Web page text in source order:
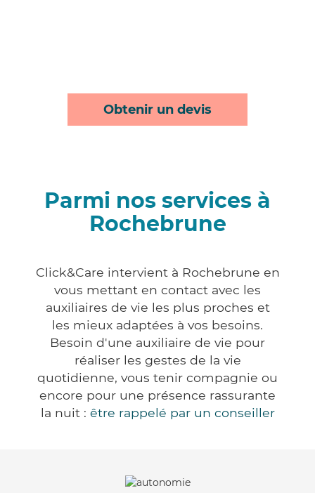
Obtenir un devis
Parmi nos services à
Rochebrune
Click&Care intervient à Rochebrune en
vous mettant en contact avec les
auxiliaires de vie les plus proches et
les mieux adaptées à vos besoins.
Besoin d'une auxiliaire de vie pour
réaliser les gestes de la vie
quotidienne, vous tenir compagnie ou
encore pour une présence rassurante
la nuit : être rappelé par un conseiller